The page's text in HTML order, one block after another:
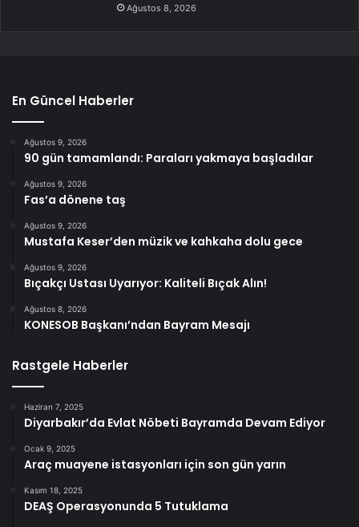
Ağustos 8, 2026
En Güncel Haberler
Ağustos 9, 2026
90 gün tamamlandı: Paraları yakmaya başladılar
Ağustos 9, 2026
Fas’a dönene taş
Ağustos 9, 2026
Mustafa Keser’den müzik ve kahkaha dolu gece
Ağustos 9, 2026
Bıçakçı Ustası Uyarıyor: Kaliteli Bıçak Alın!
Ağustos 8, 2026
KONESOB Başkanı’ndan Bayram Mesajı
Rastgele Haberler
Haziran 7, 2025
Diyarbakır’da Evlat Nöbeti Bayramda Devam Ediyor
Ocak 9, 2025
Araç muayene istasyonları için son gün yarın
Kasım 18, 2025
DEAŞ Operasyonunda 5 Tutuklama